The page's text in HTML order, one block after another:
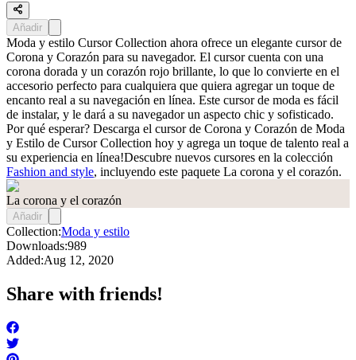
Añadir
Moda y estilo Cursor Collection ahora ofrece un elegante cursor de
Corona y Corazón para su navegador. El cursor cuenta con una
corona dorada y un corazón rojo brillante, lo que lo convierte en el
accesorio perfecto para cualquiera que quiera agregar un toque de
encanto real a su navegación en línea. Este cursor de moda es fácil
de instalar, y le dará a su navegador un aspecto chic y sofisticado.
Por qué esperar? Descarga el cursor de Corona y Corazón de Moda
y Estilo de Cursor Collection hoy y agrega un toque de talento real a
su experiencia en línea!Descubre nuevos cursores en la colección
Fashion and style, incluyendo este paquete La corona y el corazón.
La corona y el corazón
Añadir
Collection:Moda y estilo
Downloads:989
Added:Aug 12, 2020
Share with friends!